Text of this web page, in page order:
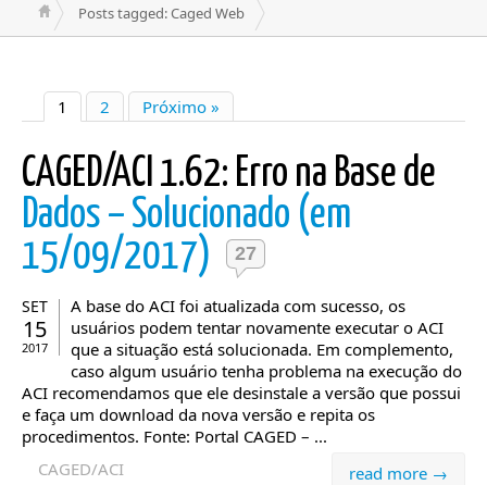
Posts tagged: Caged Web
1 2 Próximo »
CAGED/ACI 1.62: Erro na Base de
Dados – Solucionado (em
15/09/2017)
27
SET
15
2017
A base do ACI foi atualizada com sucesso, os
usuários podem tentar novamente executar o ACI
que a situação está solucionada. Em complemento,
caso algum usuário tenha problema na execução do
ACI recomendamos que ele desinstale a versão que possui
e faça um download da nova versão e repita os
procedimentos. Fonte: Portal CAGED – ...
read more →
CAGED/ACI